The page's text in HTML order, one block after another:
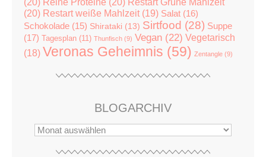
(20) Restart weiße Mahlzeit (19) Salat (16)
Schokolade (15) Shirataki (13) Sirtfood (28) Suppe
(17)
Tagesplan (11) Thunfisch (9) Vegan (22) Vegetarisch
(18) Veronas Geheimnis (59) Zentangle (9)
BLOGARCHIV